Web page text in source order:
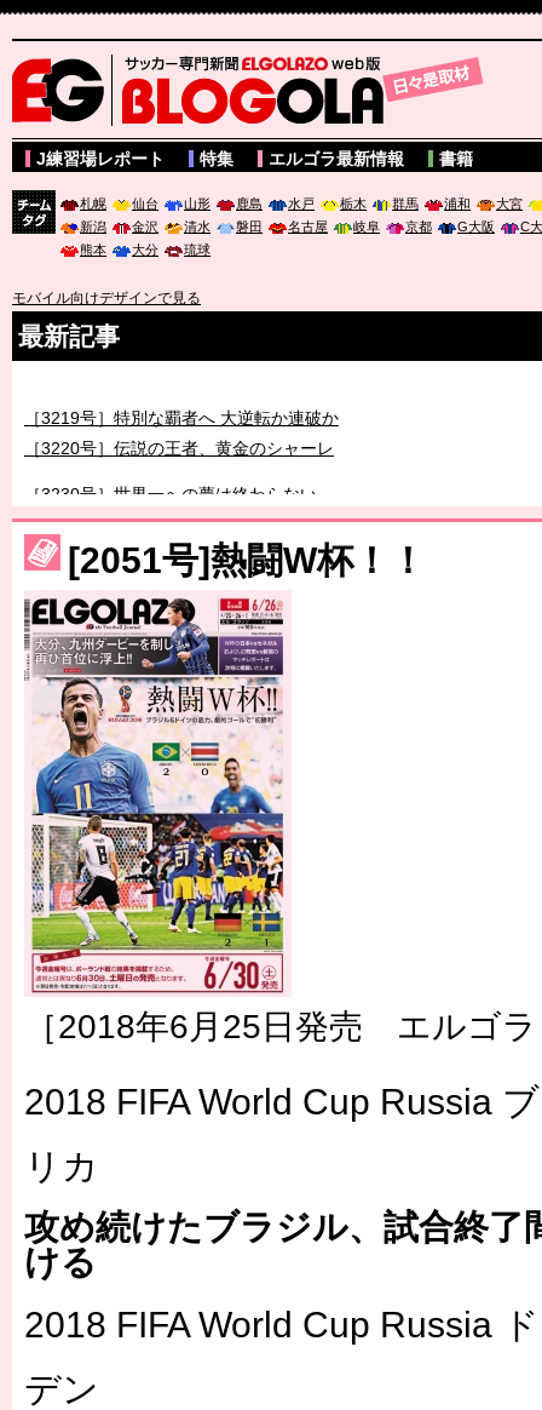
サッカー専門新聞ELGOLAZO web版 BLOGOLA
J練習場レポート 特集 エルゴラ最新情報 書籍
札幌 仙台 山形 鹿島 水戸 栃木 群馬 浦和
大宮
新潟
金沢 清水 磐田 名古屋 岐阜 京都 G大阪
C
熊本
大分 琉球
モバイル向けデザインで見る
最新記事
［3219号］特別な覇者へ 大逆転か連破か
［3220号］伝説の王者、黄金のシャーレ
［3230号］世界一への夢は終わらない
［3223号］一丸。日本出陣
［3222号］史上最大のW杯開幕 注目は「個」
[2051号]熱闘W杯！！
［2018年6月25日発売 エルゴ
2018 FIFA World Cup Russia
リカ
攻め続けたブラジル、試合終了
ける
2018 FIFA World Cup Russia
デン